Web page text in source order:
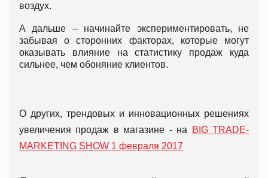
воздух.
А дальше – начинайте экспериментировать, не
забывая о сторонних факторах, которые могут
оказывать влияние на статистику продаж куда
сильнее, чем обоняние клиентов.
О других, трендовых и инновационных решениях
увеличения продаж в магазине - на
BIG TRADE-
MARKETING SHOW 1 февраля 2017